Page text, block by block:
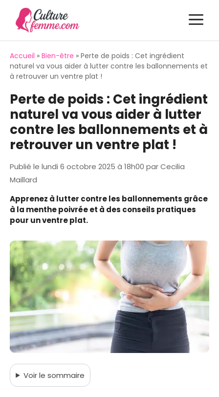
contenu
Accueil » Bien-être » Perte de poids : Cet ingrédient
naturel va vous aider à lutter contre les ballonnements et
à retrouver un ventre plat !
Perte de poids : Cet ingrédient
naturel va vous aider à lutter
contre les ballonnements et à
retrouver un ventre plat !
Publié le lundi 6 octobre 2025 à 18h00 parCecilia
Maillard
Apprenez à lutter contre les ballonnements grâce
à la menthe poivrée et à des conseils pratiques
pour un ventre plat.
Voirle sommaire